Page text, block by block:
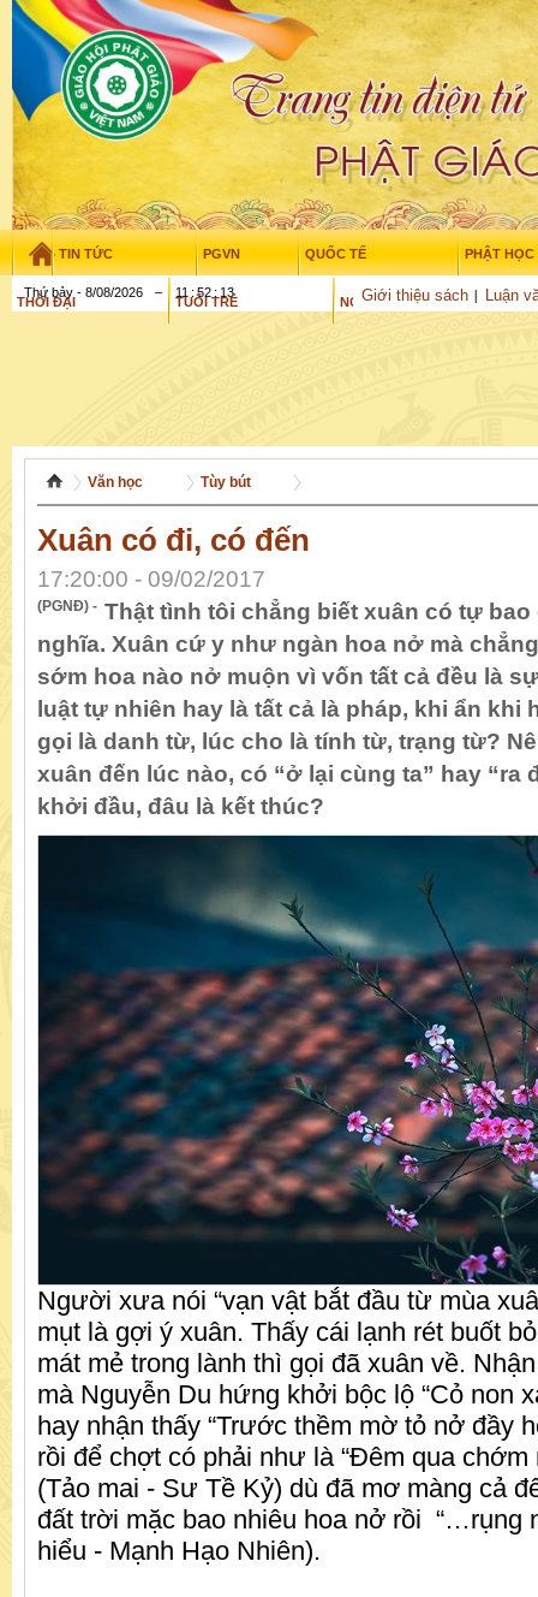
TIN TỨC PGVN QUỐC TẾ PHẬT HỌC
THỜI ĐẠI TUỔI TRẺ NGHIÊN CỨU
Giới thiệu sách Luận
Thứ bảy - 8/08/2026 – 11 : 52 : 14
Văn học Tùy bút
Xuân có đi, có đến
17:20:00 - 09/02/2017
(PGNĐ) - Thật tình tôi chẳng biết xuân có tự
nghĩa. Xuân cứ y như ngàn hoa nở mà
sớm hoa nào nở muộn vì vốn tất cả đều là
luật tự nhiên hay là tất cả là pháp, khi ẩn
gọi là danh từ, lúc cho là tính từ, trạng từ?
xuân đến lúc nào, có “ở lại cùng ta” hay “ra
khởi đầu, đâu là kết thúc?
Người xưa nói “vạn vật bắt đầu từ mùa
mụt là gợi ý xuân. Thấy cái lạnh rét buốt
mát mẻ trong lành thì gọi đã xuân về.
mà Nguyễn Du hứng khởi bộc lộ “Cỏ non
hay nhận thấy “Trước thềm mờ tỏ nở đầy
rồi để chợt có phải như là “Đêm qua chớm
(Tảo mai - Sư Tề Kỷ) dù đã mơ màng cả
đất trời mặc bao nhiêu hoa nở rồi “…rụng
hiểu - Mạnh Hạo Nhiên).